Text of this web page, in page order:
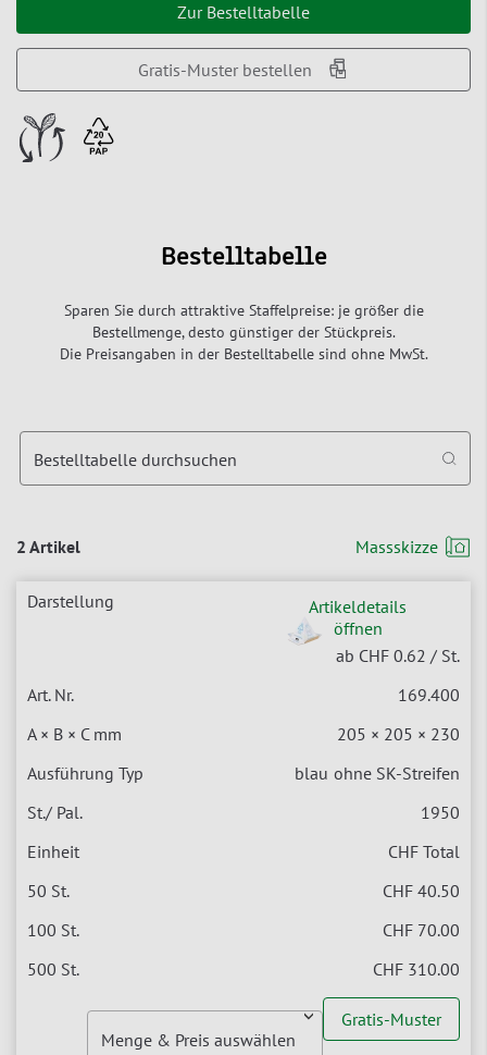
Zur Bestelltabelle
Gratis-Muster bestellen
Bestelltabelle
Sparen Sie durch attraktive Staffelpreise: je größer die
Bestellmenge, desto günstiger der Stückpreis.
Die Preisangaben in der Bestelltabelle sind ohne MwSt.
2 Artikel Massskizze
Bestelltabelle durchsuchen
Artikeldetails
öffnen
ab CHF 0.62 / St.
169.400
205 × 205 × 230
blau ohne SK-Streifen
1950
CHF Total
CHF 40.50
CHF 70.00
CHF 310.00
Gratis-Muster